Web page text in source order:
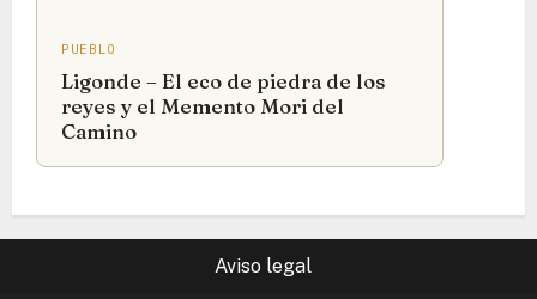
PUEBLO
Ligonde – El eco de piedra de los
reyes y el Memento Mori del
Camino
Aviso legal